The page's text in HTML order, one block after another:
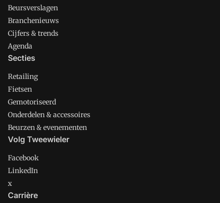
Beursverslagen
Branchenieuws
Cijfers & trends
Agenda
Secties
Retailing
Fietsen
Gemotoriseerd
Onderdelen & accessoires
Beurzen & evenementen
Volg Tweewieler
Facebook
LinkedIn
x
Carrière